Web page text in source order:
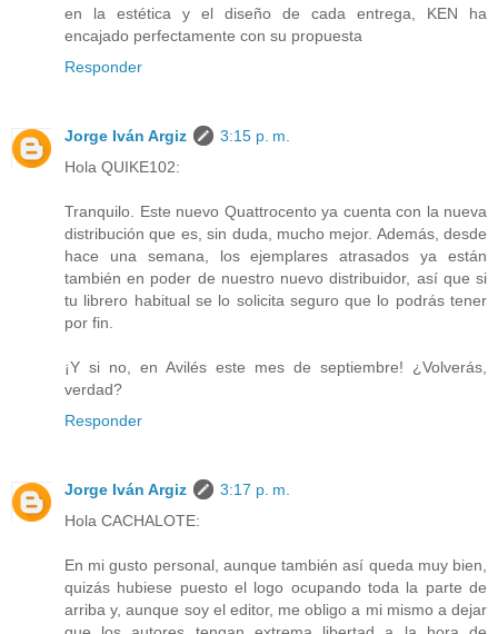
en la estética y el diseño de cada entrega, KEN ha
encajado perfectamente con su propuesta
Responder
Jorge Iván Argiz
3:15 p. m.
Hola QUIKE102:
Tranquilo. Este nuevo Quattrocento ya cuenta con la nueva
distribución que es, sin duda, mucho mejor. Además, desde
hace una semana, los ejemplares atrasados ya están
también en poder de nuestro nuevo distribuidor, así que si
tu librero habitual se lo solicita seguro que lo podrás tener
por fin.
¡Y si no, en Avilés este mes de septiembre! ¿Volverás,
verdad?
Responder
Jorge Iván Argiz
3:17 p. m.
Hola CACHALOTE:
En mi gusto personal, aunque también así queda muy bien,
quizás hubiese puesto el logo ocupando toda la parte de
arriba y, aunque soy el editor, me obligo a mi mismo a dejar